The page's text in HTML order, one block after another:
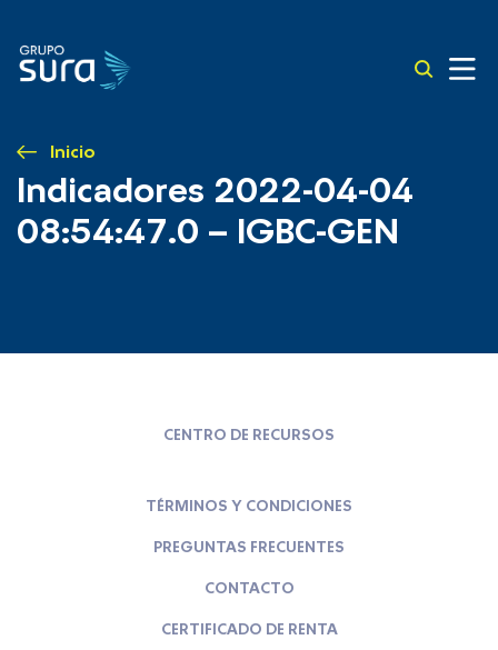
Inicio
Indicadores 2022-04-04
08:54:47.0 – IGBC-GEN
CENTRO DE RECURSOS
TÉRMINOS Y CONDICIONES
PREGUNTAS FRECUENTES
CONTACTO
CERTIFICADO DE RENTA